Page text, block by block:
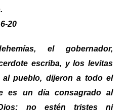
20
el gobernador,
escriba, y los levitas
al pueblo, dijeron a todo el
es un día consagrado al
no estén tristes ni